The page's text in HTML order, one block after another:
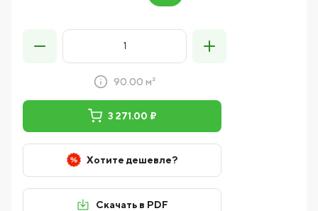
90.00 м²
3 271.00 ₽
Хотите дешевле?
Скачать в PDF